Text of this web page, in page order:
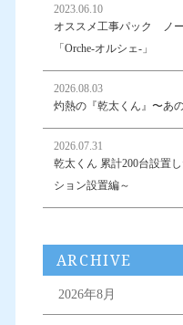
2023.06.10
オススメ工事パック ノ
「Orche-オルシェ-」
2026.08.03
灼熱の『乾太くん』〜あ
2026.07.31
乾太くん 累計200台設置
ション設置編～
ARCHIVE
2026年8月